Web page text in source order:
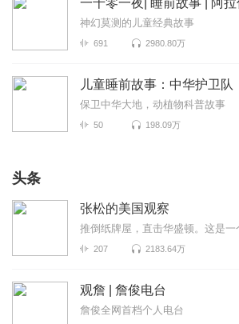
一千零一夜| 睡前故事 | 阿
神幻莫测的儿童经典故事
691 2980.80万
儿童睡前故事：中华护卫队
保卫中华大地，动植物科普故事
50 198.09万
头条
张松的美国观察
207 2183.64万
观詹 | 詹俊电台
詹俊全网首档个人电台